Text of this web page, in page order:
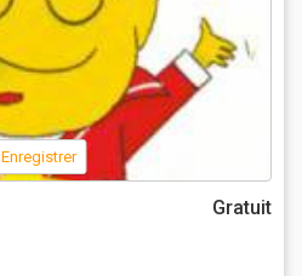
Enregistrer
Gratuit